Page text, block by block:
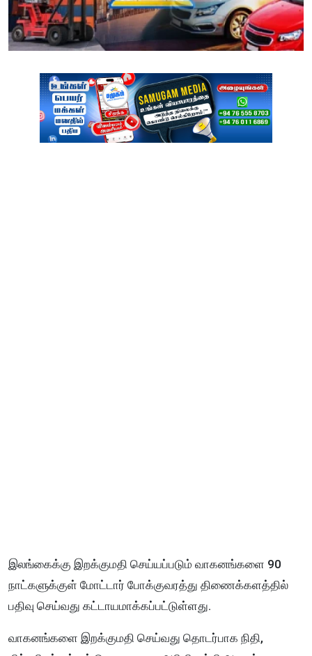
இலங்கைக்கு இறக்குமதி செய்யப்படும் வாகனங்களை 90
நாட்களுக்குள் மோட்டார் போக்குவரத்து திணைக்களத்தில்
பதிவு செய்வது கட்டாயமாக்கப்பட்டுள்ளது.
வாகனங்களை இறக்குமதி செய்வது தொடர்பாக நிதி,